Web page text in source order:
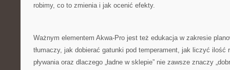
robimy, co to zmienia i jak ocenić efekty.
Ważnym elementem Akwa-Pro jest też edukacja w zakresie
tłumaczy, jak dobierać gatunki pod temperament, jak liczyć ilość
pływania oraz dlaczego „ładne w sklepie” nie zawsze znaczy